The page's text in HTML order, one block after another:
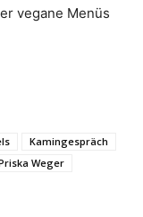
vegane Menüs
Kamingespräch
Weger